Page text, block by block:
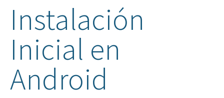
Instalación
Inicial en
Android